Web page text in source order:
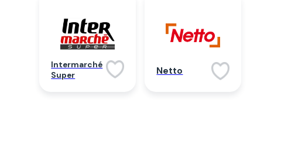
Intermarché
Super
Netto